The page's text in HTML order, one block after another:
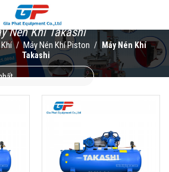
Nén Khí Takashi
/ Máy Nén Khí Piston /
Máy Nén Khí
Takashi